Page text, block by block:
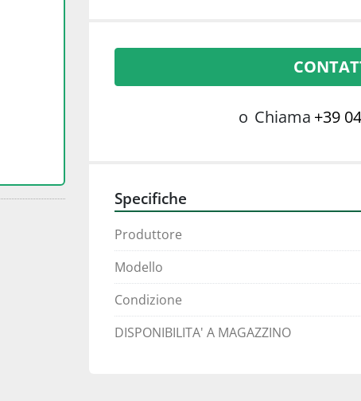
o Chiama +39
Specifiche
Produttore
Modello
Condizione
DISPONIBILITA' A MAGAZZINO